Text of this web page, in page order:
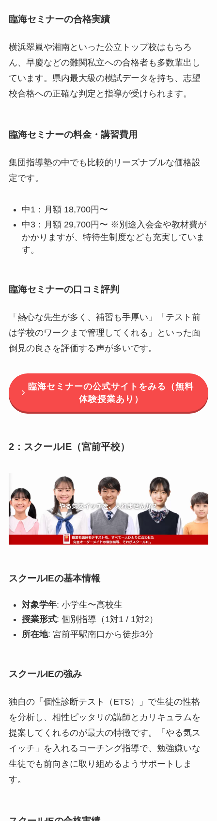
臨海セミナーの合格実績
横浜翠嵐や湘南といった公立トップ校はもちろ
ん、早慶などの難関私立への合格者も多数輩出し
ています。県内最大級の模試データを持ち、志望
校合格への正確な判定と指導が受けられます。
臨海セミナーの料金・講習費用
集団指導塾の中でも比較的リーズナブルな価格設
定です。
中1：月額 18,700円〜
中3：月額 29,700円〜 ※別途入会金や教材費が
かかりますが、特待生制度なども充実していま
す。
臨海セミナーの口コミ評判
「熱心な先生が多く、補習も手厚い」「テスト前
は学校のワークまで管理してくれる」といった面
倒見の良さを評価する声が多いです。
臨海セミナーの公式サイトをみる（無料
体験授業あり）
2：スクールIE（宮前平校）
スクールIEの基本情報
対象学年: 小学生〜高校生
授業形式: 個別指導（1対1 / 1対2）
所在地: 宮前平駅南口から徒歩3分
スクールIEの強み
独自の「個性診断テスト（ETS）」で生徒の性格
を分析し、相性ピッタリの講師とカリキュラムを
提案してくれるのが最大の特徴です。「やる気ス
イッチ」を入れるコーチング指導で、勉強嫌いな
生徒でも前向きに取り組めるようサポートしま
す。